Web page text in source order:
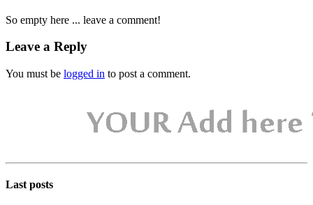
So empty here ... leave a comment!
Leave a Reply
You must be logged in to post a comment.
Last posts